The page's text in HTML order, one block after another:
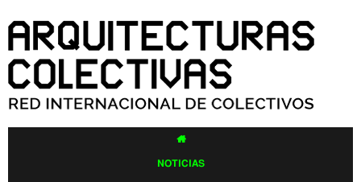
contenido
principal

NOTICIAS